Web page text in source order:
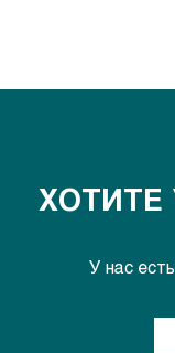
ХОТИТЕ
У нас